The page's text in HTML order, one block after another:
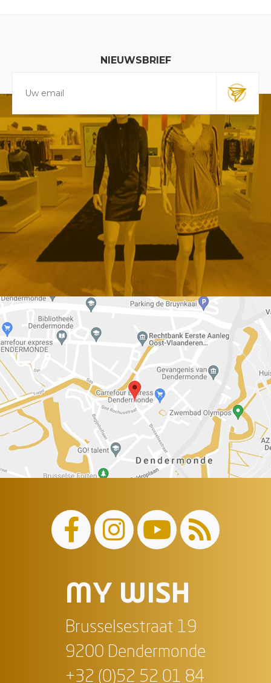
NIEUWSBRIEF
MY WISH
Brusselsestraat 19
9200 Dendermonde
+32 (0)52 52 01 84